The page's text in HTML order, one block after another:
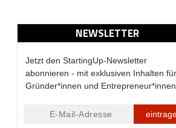
NEWSLETTER
Jetzt den StartingUp-Newsletter
abonnieren - mit exklusiven Inhalten für
Gründer*innen und Entrepreneur*innen.